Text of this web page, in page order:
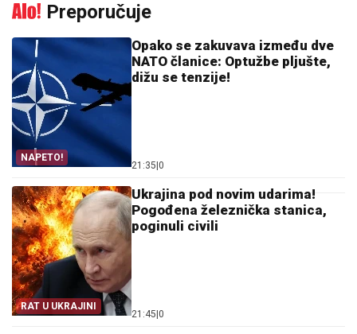
Preporučuje
NAPETO!
Opako se zakuvava između dve
NATO članice: Optužbe pljušte,
dižu se tenzije!
21:35 0
RAT U UKRAJINI
Ukrajina pod novim udarima!
Pogođena železnička stanica,
poginuli civili
21:45 0